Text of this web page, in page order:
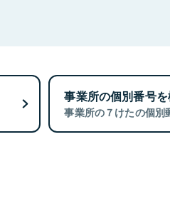
事業所の個別番号
事業所の７けたの個別